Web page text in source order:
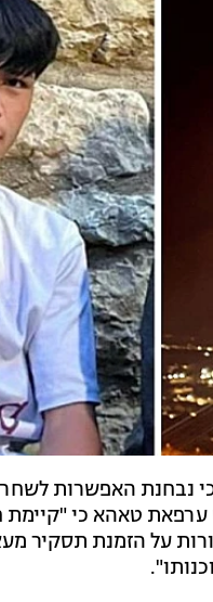
נבחנת האפשרות
ערפאת טאהא כי
על הזמנת תסקיר